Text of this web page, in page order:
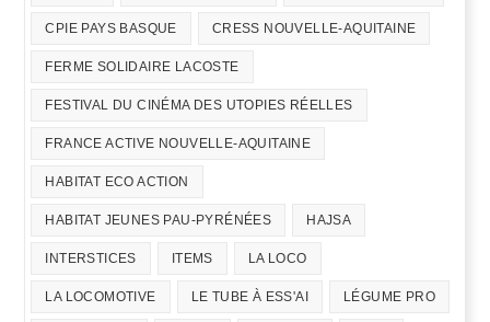
CPIE PAYS BASQUE CRESS NOUVELLE-AQUITAINE
FERME SOLIDAIRE LACOSTE
FESTIVAL DU CINÉMA DES UTOPIES RÉELLES
FRANCE ACTIVE NOUVELLE-AQUITAINE
HABITAT ECO ACTION
HABITAT JEUNES PAU-PYRÉNÉES HAJSA
INTERSTICES ITEMS LA LOCO
LA LOCOMOTIVE LE TUBE À ESS'AI LÉGUME PRO